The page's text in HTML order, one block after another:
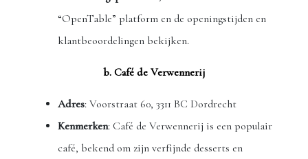
“OpenTable” platform en de openingstijden en
klantbeoordelingen bekijken.
b. Café de Verwennerij
Adres: Voorstraat 60, 3311 BC Dordrecht
Kenmerken: Café de Verwennerij is een populair
café, bekend om zijn verfijnde desserts en